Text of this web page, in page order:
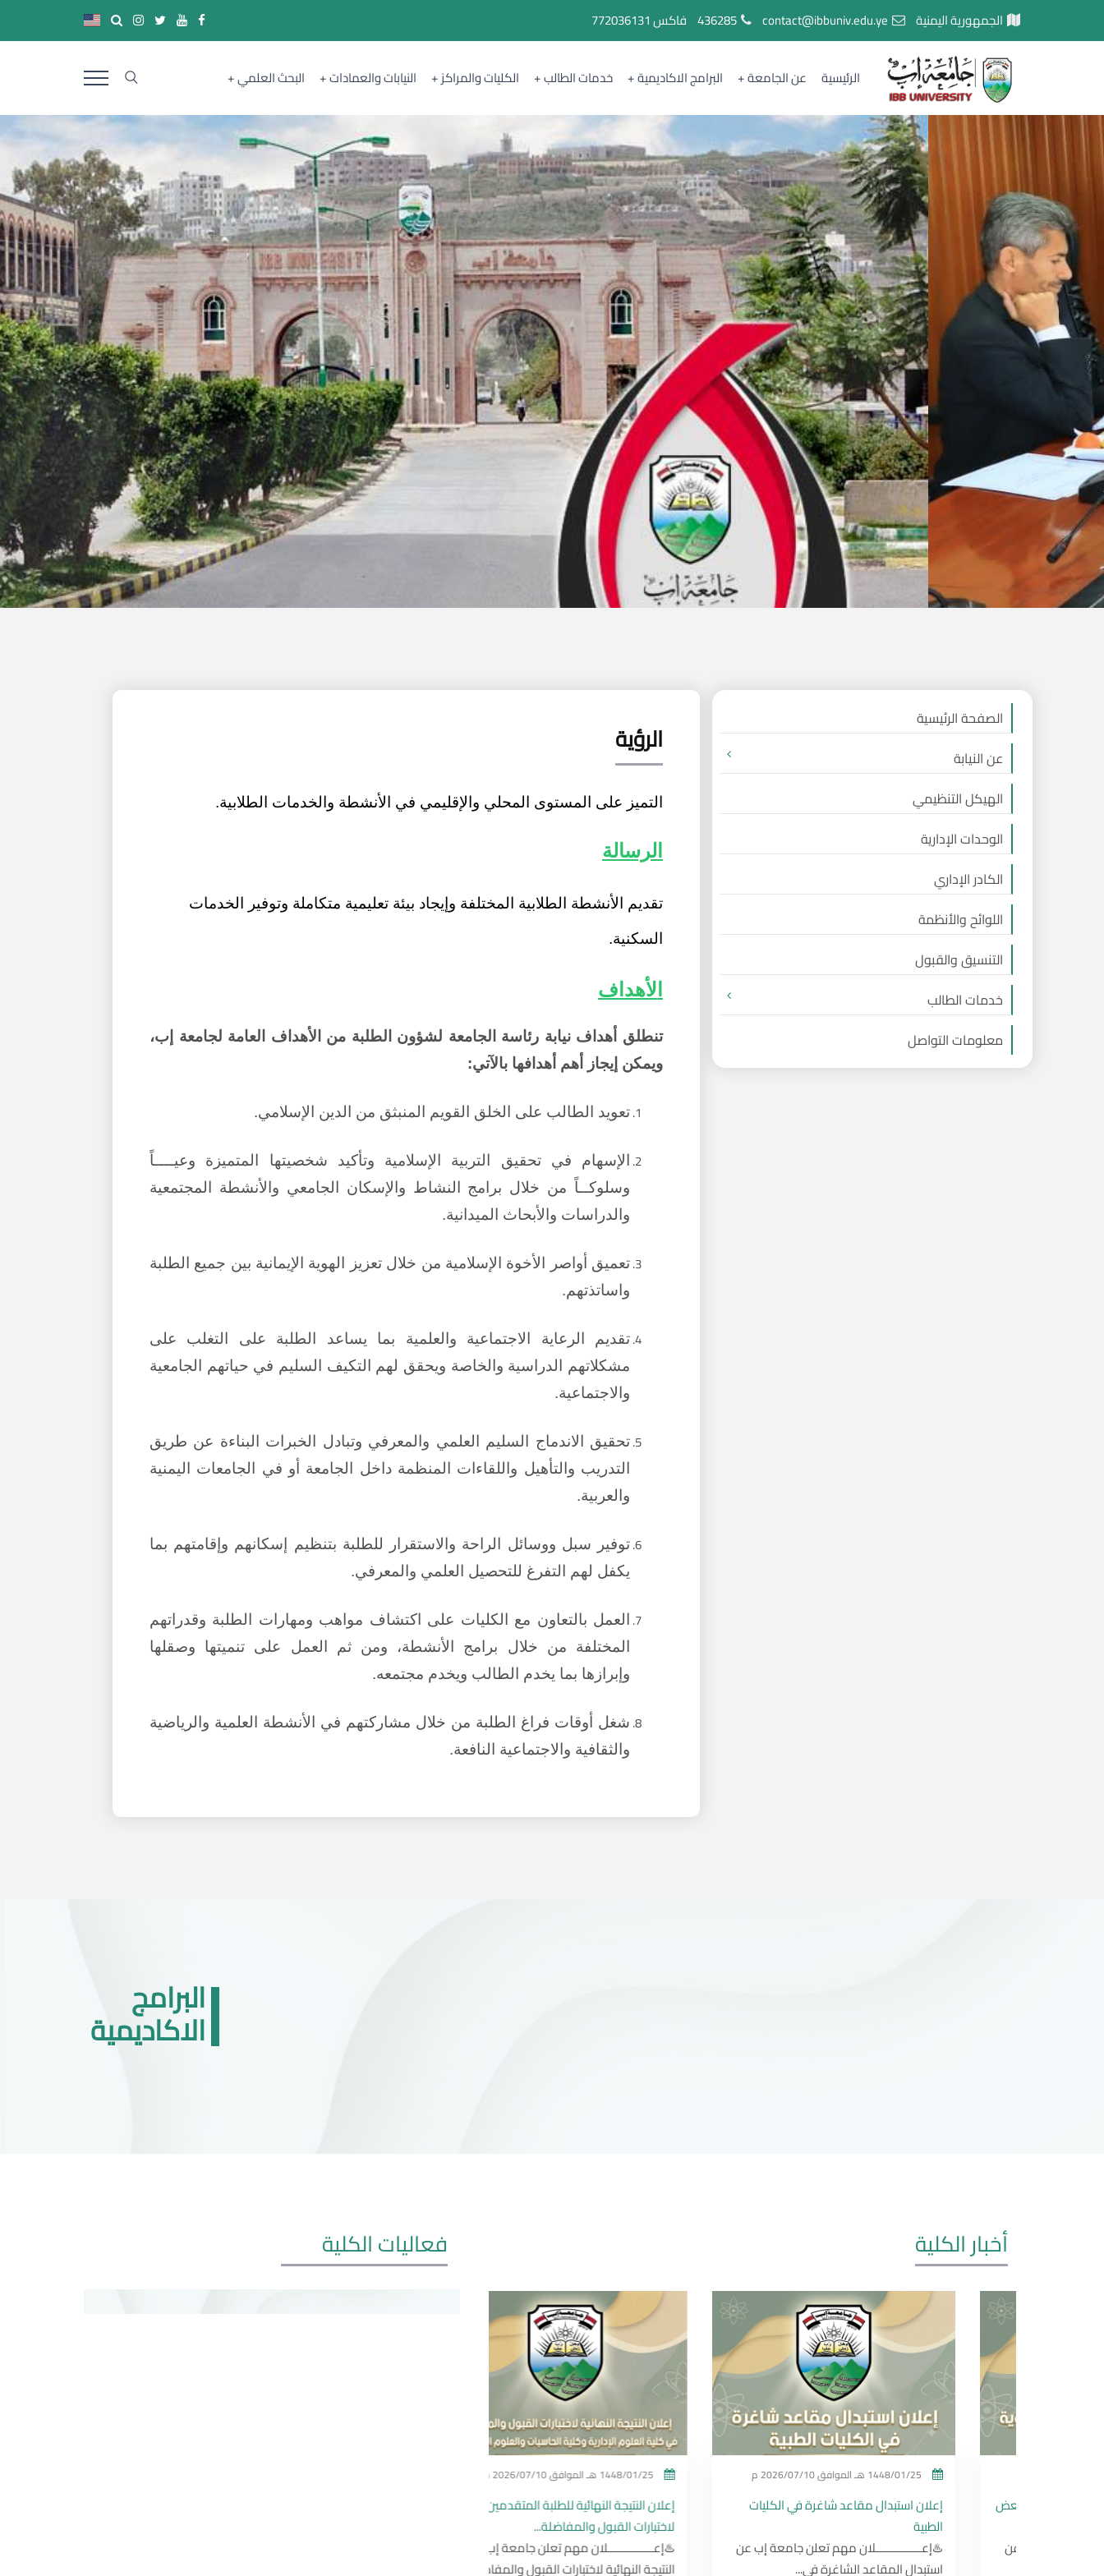
الجمهورية اليمنية contact@ibbuniv.edu.ye
436285 فاكس772036131
الرئيسية عن الجامعة البرامج الاكاديمية خدمات الطالب الكليات والمراكز النيابات والعمادات البحث العلمي
الصفحة الرئيسية
عن النيابة
الهيكل التنظيمي
الوحدات الإدارية
الكادر الإداري
اللوائح والأنظمة
التنسيق والقبول
خدمات الطالب
معلومات التواصل
الرؤية
التميز على المستوى المحلي والإقليمي في الأنشطة والخدمات الطلابية.
الرسالة
تقديم الأنشطة الطلابية المختلفة وإيجاد بيئة تعليمية متكاملة وتوفير الخدمات
السكنية.
الأهداف
تنطلق أهداف نيابة رئاسة الجامعة لشؤون الطلبة من الأهداف العامة لجامعة إب،
ويمكن إيجاز أهم أهدافها بالآتي:
تعويد الطالب على الخلق القويم المنبثق من الدين الإسلامي.
الإسهام في تحقيق التربية الإسلامية وتأكيد شخصيتها المتميزة وعيــــاً
وسلوكــاً من خلال برامج النشاط والإسكان الجامعي والأنشطة المجتمعية
والدراسات والأبحاث الميدانية.
تعميق أواصر الأخوة الإسلامية من خلال تعزيز الهوية الإيمانية بين جميع الطلبة
واساتذتهم.
تقديم الرعاية الاجتماعية والعلمية بما يساعد الطلبة على التغلب على
مشكلاتهم الدراسية والخاصة ويحقق لهم التكيف السليم في حياتهم الجامعية
والاجتماعية.
تحقيق الاندماج السليم العلمي والمعرفي وتبادل الخبرات البناءة عن طريق
التدريب والتأهيل واللقاءات المنظمة داخل الجامعة أو في الجامعات اليمنية
والعربية.
توفير سبل ووسائل الراحة والاستقرار للطلبة بتنظيم إسكانهم وإقامتهم بما
يكفل لهم التفرغ للتحصيل العلمي والمعرفي.
العمل بالتعاون مع الكليات على اكتشاف مواهب ومهارات الطلبة وقدراتهم
المختلفة من خلال برامج الأنشطة، ومن ثم العمل على تنميتها وصقلها
وإبرازها بما يخدم الطالب ويخدم مجتمعه.
شغل أوقات فراغ الطلبة من خلال مشاركتهم في الأنشطة العلمية والرياضية
والثقافية والاجتماعية النافعة.
البرامج
الاكاديمية
أخبار الكلية
الموافق 2026/07/10 م
إعلان استبدال مقاعد شاغرة في الكليات
♨️إعــــــــــــــلان مهم تعلن جامعة إب عن
استبدال المقاعد الشاغرة في...
الموافق 2026/07/10 م
إعلان النتيجة النهائية للطلبة المتقدمين
لاختبارات القبول والمفاضلة...
♨️إعــــــــــــــلان مهم تعلن جامعة إب
النتيجة النهائية لاختبارات القبول والمفاضلة...
فعاليات الكلية